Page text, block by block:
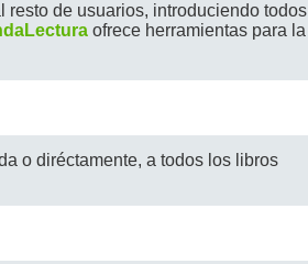
de usuarios, introduciendo todos
ofrece herramientas para la
o diréctamente, a todos los libros